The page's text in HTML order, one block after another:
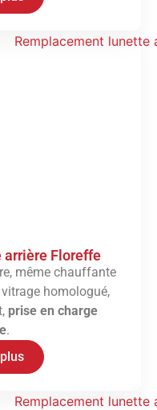
arrière Floreffe
même chauffante
vitrage homologué,
prise en charge
.